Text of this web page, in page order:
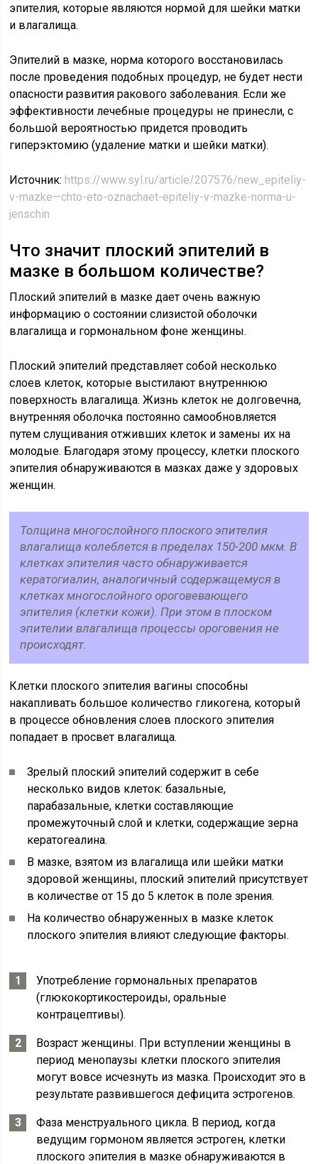
эпителия, которые являются нормой для шейки матки
и влагалища.
Эпителий в мазке, норма которого восстановилась
после проведения подобных процедур, не будет нести
опасности развития ракового заболевания. Если же
эффективности лечебные процедуры не принесли, с
большой вероятностью придется проводить
гиперэктомию (удаление матки и шейки матки).
Источник: https://www.syl.ru/article/207576/new_epiteliy-
v-mazke—chto-eto-oznachaet-epiteliy-v-mazke-norma-u-
jenschin
Что значит плоский эпителий в
мазке в большом количестве?
Плоский эпителий в мазке дает очень важную
информацию о состоянии слизистой оболочки
влагалища и гормональном фоне женщины.
Плоский эпителий представляет собой несколько
слоев клеток, которые выстилают внутреннюю
поверхность влагалища. Жизнь клеток не долговечна,
внутренняя оболочка постоянно самообновляется
путем слущивания отживших клеток и замены их на
молодые. Благодаря этому процессу, клетки плоского
эпителия обнаруживаются в мазках даже у здоровых
женщин.
Толщина многослойного плоского эпителия
влагалища колеблется в пределах 150-200 мкм. В
клетках эпителия часто обнаруживается
кератогиалин, аналогичный содержащемуся в
клетках многослойного ороговевающего
эпителия (клетки кожи). При этом в плоском
эпителии влагалища процессы ороговения не
происходят.
Клетки плоского эпителия вагины способны
накапливать большое количество гликогена, который
в процессе обновления слоев плоского эпителия
попадает в просвет влагалища.
Зрелый плоский эпителий содержит в себе
несколько видов клеток: базальные,
парабазальные, клетки составляющие
промежуточный слой и клетки, содержащие зерна
кератогеалина.
В мазке, взятом из влагалища или шейки матки
здоровой женщины, плоский эпителий присутствует
в количестве от 15 до 5 клеток в поле зрения.
На количество обнаруженных в мазке клеток
плоского эпителия влияют следующие факторы.
Употребление гормональных препаратов
(глюкокортикостероиды, оральные
контрацептивы).
Возраст женщины. При вступлении женщины в
период менопаузы клетки плоского эпителия
могут вовсе исчезнуть из мазка. Происходит это в
результате развившегося дефицита эстрогенов.
Фаза менструального цикла. В период, когда
ведущим гормоном является эстроген, клетки
плоского эпителия в мазке обнаруживаются в